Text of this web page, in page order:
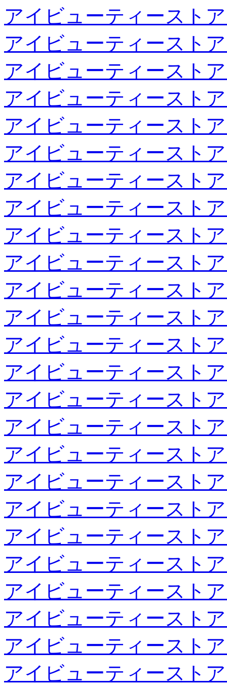
アイビューティースト
アイビューティースト
アイビューティースト
アイビューティースト
アイビューティースト
アイビューティースト
アイビューティースト
アイビューティースト
アイビューティースト
アイビューティースト
アイビューティースト
アイビューティースト
アイビューティースト
アイビューティースト
アイビューティースト
アイビューティースト
アイビューティースト
アイビューティースト
アイビューティースト
アイビューティースト
アイビューティースト
アイビューティースト
アイビューティースト
アイビューティースト
アイビューティースト